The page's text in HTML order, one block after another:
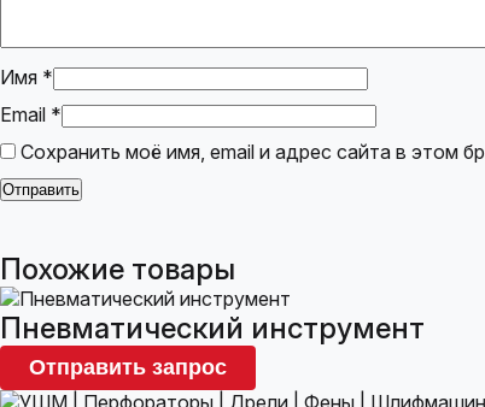
Имя *
Email *
Сохранить моё имя, email и адрес сайта в этом
Похожие товары
Пневматический инструмент
Отправить запрос